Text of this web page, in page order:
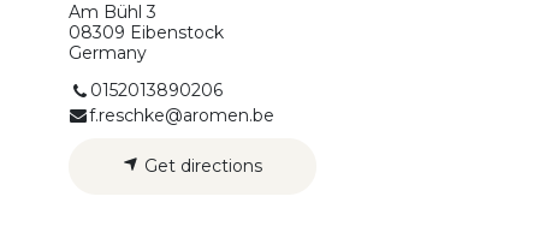
Am Bühl 3
08309 Eibenstock
Germany
0152013890206
f.reschke@aromen.be
Get directions